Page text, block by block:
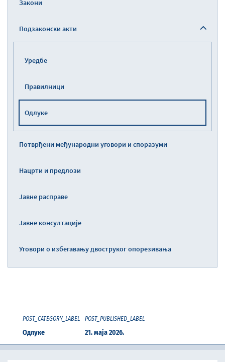
Закони
Подзаконски акти
Уредбе
Правилници
Одлуке
Потврђени међународни уговори и споразуми
Нацрти и предлози
Јавне расправе
Јавне консултације
Уговори о избегавању двоструког опорезивања
POST_CATEGORY_LABEL
Одлуке
POST_PUBLISHED_LABEL
21. маја 2026.